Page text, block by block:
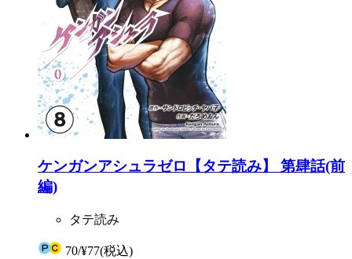
ケンガンアシュラゼロ【タテ読み】 第肆話(前
編)
タテ読み
70/¥77(税込)